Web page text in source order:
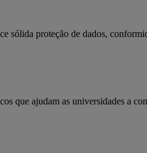
proteção de dados,
que ajudam as universidades a